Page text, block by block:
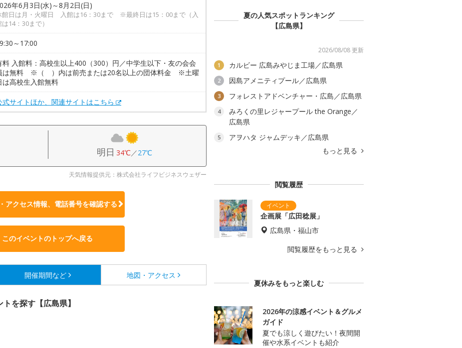
年6月3日(水)～8月2日(日)
館日は月・火曜日 入館は16：30まで ※最終日は15：00まで（入
は14：30まで）
～17:00
料 入館料：高校生以上400（300）円／中学生以下・友の会会
は無料 ※（ ）内は前売または20名以上の団体料金 ※土曜
は高校生入館無料
式サイトほか、関連サイトはこちら
明日 34℃／27℃
天気情報提供元：株式会社ライフビジネスウェザー
アクセス情報、電話番号を確認する
このイベントのトップへ戻る
開催期間など 地図・アクセス
を探す【広島県】
夏の人気スポットランキング
【広島県】
2026/08/08 更新
1 カルビー 広島みやじま工場／広島県
2 因島アメニティプール／広島県
3 フォレストアドベンチャー・広島／広島県
4
みろくの里レジャープール the Orange／
広島県
5
アヲハタ ジャムデッキ／広島県
もっと見る
閲覧履歴
企画展「広田稔展」
広島県・福山市
閲覧履歴をもっと見る
夏休みをもっと楽しむ
2026年の涼感イベント＆グルメ
ガイド
夏でも涼しく遊びたい！夜間開
催や水系イベントも紹介